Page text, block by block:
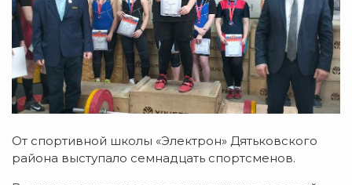
От спортивной школы «Электрон» Дятьковского
района выступало семнадцать спортсменов.